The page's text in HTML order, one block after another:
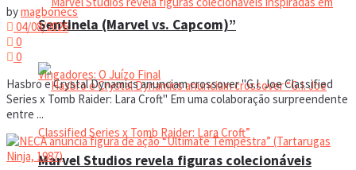
Marvel Studios revela figuras colecionáveis
Sentinela (Marvel vs. Capcom)”
bymagbonecs
04/08/2026
0
0
Hasbro e Crystal Dynamics anunciam crossover "G.I. Joe Classified
Series x Tomb Raider: Lara Croft" Em uma colaboração surpreendente
entre ...